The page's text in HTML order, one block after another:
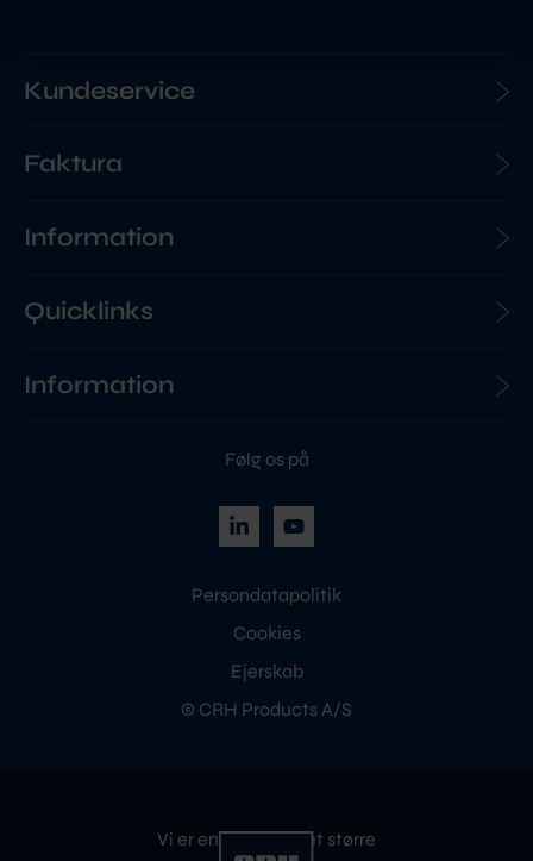
Kundeservice
Faktura
Information
Quicklinks
Information
Følg os på
Persondatapolitik
Cookies
Ejerskab
© CRH Products A/S
Vi er en del af noget større